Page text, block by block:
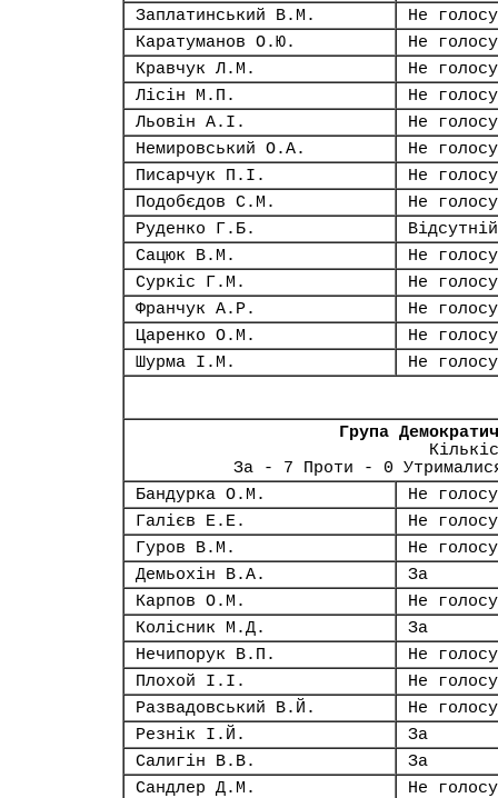
Заплатинський В.М.
Не
Каратуманов О.Ю.
Не
Кравчук Л.М.
Не
Лісін М.П.
Не
Льовін А.І.
Не
Немировський О.А.
Не
Писарчук П.І.
Не
Подобєдов С.М.
Не
Руденко Г.Б.
Відсутній
Сацюк В.М.
Не
Суркіс Г.М.
Не
Франчук А.Р.
Не
Царенко О.М.
Не
Шурма І.М.
Не
Група
За - 7 Проти - 0
Бандурка О.М.
Не
Галієв Е.Е.
Не
Гуров В.М.
Не
Демьохін В.А.
За
Карпов О.М.
Не
Колісник М.Д.
За
Нечипорук В.П.
Не
Плохой І.І.
Не
Развадовський В.Й.
Не
Резнік І.Й.
За
Салигін В.В.
За
Сандлер Д.М.
Не